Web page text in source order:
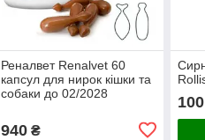
Реналвет Renalvet 60
капсул для нирок кішки та
собаки до 02/2028
940₴
100